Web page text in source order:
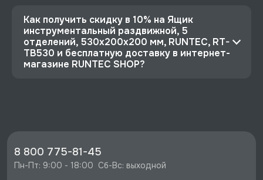
Как получить скидку в 10% на Ящик
инструментальный раздвижной, 5
отделений, 530x200x200 мм, RUNTEC, RT-
TB530 и бесплатную доставку в интернет-
магазине RUNTEC SHOP?
TB530 со скидкой - 4491 руб.
⚡️ Бесплатная доставка в Москве, Санкт-
8 800 775-81-45
Пн-Пт: 9:00 - 18:00  Сб-Вс: выходной